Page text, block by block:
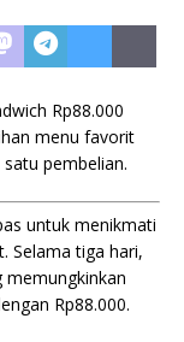
Rp88.000
menu favorit
pembelian.
untuk menikmati
Selama tiga hari,
memungkinkan
Rp88.000.